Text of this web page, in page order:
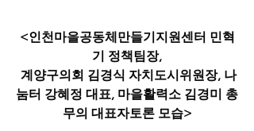
<인천마을공동체만들기지원센터 민혁
기 정책팀장,
눔터 강혜정 대표, 마을활력소 김경미 총
무의 대표자토론 모습>